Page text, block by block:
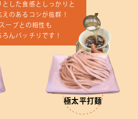
とした食感と しっかりと
えのあるコシが抜群！
スープとの相性も
ろんバッチリです！
極太平打麺